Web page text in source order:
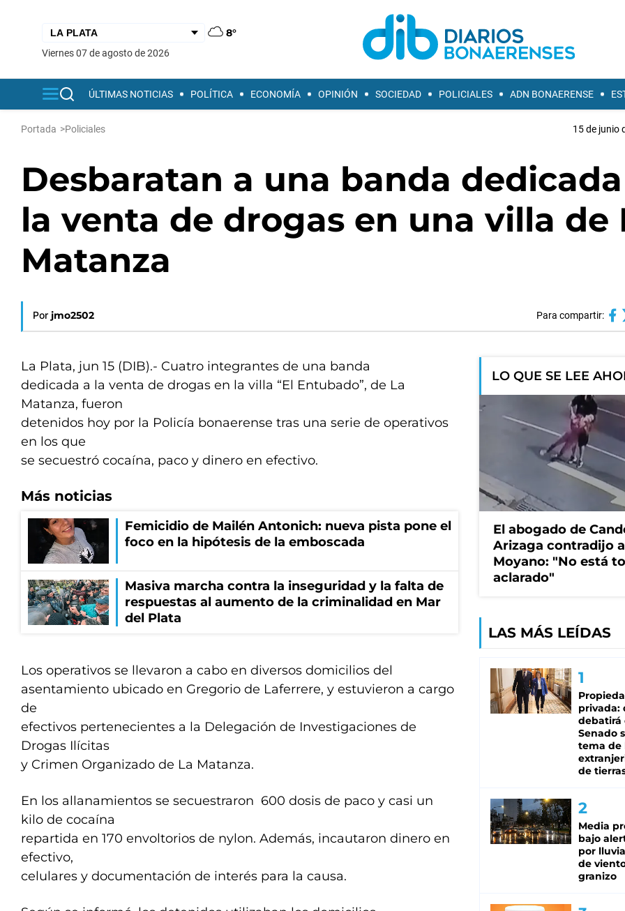
8°
viernes 07 de agosto de 2026
ÚLTIMAS NOTICIAS POLÍTICA ECONOMÍA OPINIÓN SOCIEDAD POLICIALES ADN BONAERENSE
Portada >Policiales 15 de junio
Desbaratan a una banda
la venta de drogas en una villa de
Matanza
Por jmo2502 Para compartir:
La Plata, jun 15 (DIB).- Cuatro integrantes de una banda
dedicada a la venta de drogas en la villa “El Entubado”, de La
Matanza, fueron
detenidos hoy por la Policía bonaerense tras una serie de operativos
en los que
se secuestró cocaína, paco y dinero en efectivo.
Más noticias
Femicidio de Mailén Antonich: nueva pista pone el
foco en la hipótesis de la emboscada
Masiva marcha contra la inseguridad y la falta de
respuestas al aumento de la criminalidad en Mar
del Plata
Los operativos se llevaron a cabo en diversos domicilios del
asentamiento ubicado en Gregorio de Laferrere, y estuvieron a cargo
de
efectivos pertenecientes a la Delegación de Investigaciones de
Drogas Ilícitas
y Crimen Organizado de La Matanza.
En los allanamientos se secuestraron 600 dosis de paco y casi un
kilo de cocaína
repartida en 170 envoltorios de nylon. Además, incautaron dinero en
efectivo,
celulares y documentación de interés para la causa.
LO QUE SE LEE
El abogado de
Arizaga contradijo a
Moyano: "No está
aclarado"
LAS MÁS LEÍDAS
privada:
debatirá
Senado
tema de
de
Media
bajo
por
de
granizo